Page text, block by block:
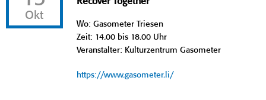
Okt
Wo: Gasometer Triesen
Zeit: 14.00 bis 18.00 Uhr
Veranstalter: Kulturzentrum Gasometer
https://www.gasometer.li/